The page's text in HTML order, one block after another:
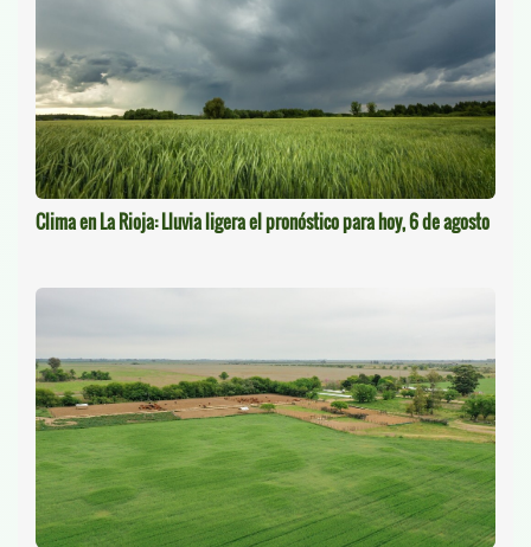
Clima en La Rioja: Lluvia ligera el pronóstico para hoy, 6 de agosto